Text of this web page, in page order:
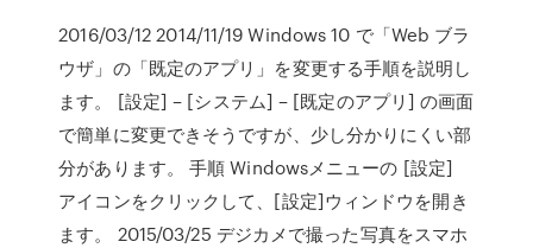
2016/03/12 2014/11/19 Windows 10 で「Web ブラ
ウザ」の「既定のアプリ」を変更する手順を説明し
ます。 [設定] – [システム] – [既定のアプリ] の画面
で簡単に変更できそうですが、少し分かりにくい部
分があります。 手順 Windowsメニューの [設定]
アイコンをクリックして、[設定]ウィンドウを開き
ます。 2015/03/25 デジカメで撮った写真をスマホ